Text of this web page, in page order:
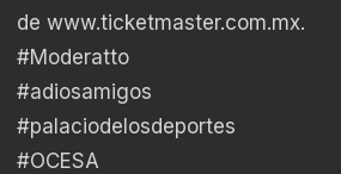
de www.ticketmaster.com.mx.
#Moderatto
#adiosamigos
#palaciodelosdeportes
#OCESA